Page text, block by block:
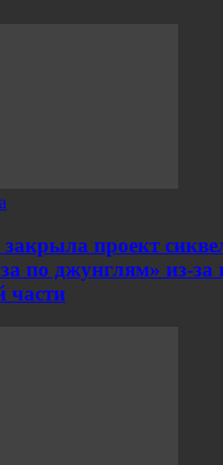
закрыла проект
по джунглям» из-за
части